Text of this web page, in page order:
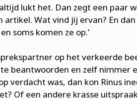
lukt het. Dan zegt een paar
artikel. Wat vind jij ervan? En
soms komen ze op.’
op het verkeerde
beantwoorden en zelf nimmer
verdacht was, dan kon Rinus
Of een andere krasse